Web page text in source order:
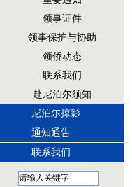
领事证件
领事保护与协助
领侨动态
联系我们
赴尼泊尔须知
尼泊尔掠影
通知通告
联系我们